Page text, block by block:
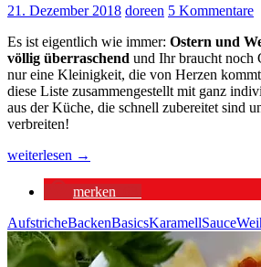
21. Dezember 2018 doreen 5 Kommentare
Es ist eigentlich wie immer: Ostern und
völlig überraschend und Ihr braucht noch
nur eine Kleinigkeit, die von Herzen
diese Liste zusammengestellt mit ganz
aus der Küche, die schnell zubereitet sind
verbreiten!
Last
Geschenke
der
Küche
weiterlesen →
merken
AufstricheBackenBasicsKaramellSauce